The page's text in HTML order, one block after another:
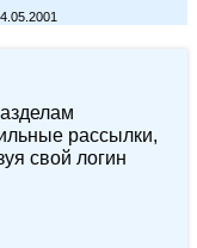
рассылки,
свой логин